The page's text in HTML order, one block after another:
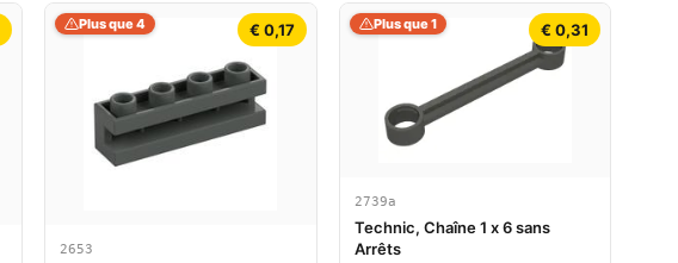
€ 0,17
Plus que 4
2653
€ 0,31
Plus que 1
2739a
Technic, Chaîne 1 x 6 sans
Arrêts